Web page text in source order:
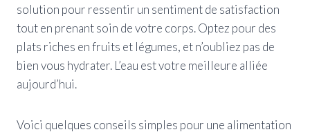
solution pour ressentir un sentiment de satisfaction
tout en prenant soin de votre corps. Optez pour des
plats riches en fruits et légumes, et n’oubliez pas de
bien vous hydrater. L’eau est votre meilleure alliée
aujourd’hui.
Voici quelques conseils simples pour une alimentation